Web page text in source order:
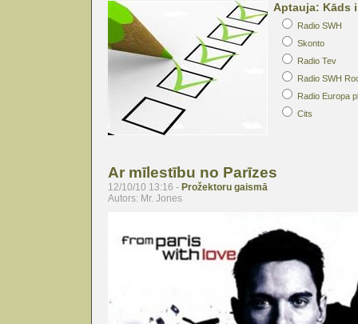
Aptauja: Kāds
Radio SWH
Skonto
Radio Tev
Radio SWH
Radio Europa
Cits
Ar mīlestību no Parīzes
12/10/10 13:16 - Prožektoru gaismā
Autors: Mr. Jones